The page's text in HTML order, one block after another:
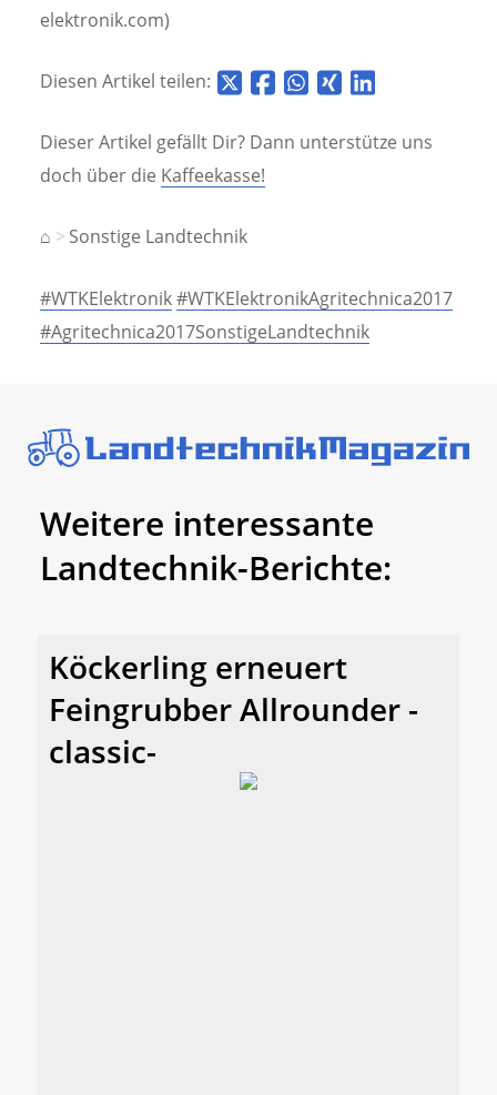
elektronik.com)
Diesen Artikel teilen:
Dieser Artikel gefällt Dir? Dann unterstütze uns
doch über die Kaffeekasse!
⌂ Sonstige Landtechnik
#WTKElektronik#WTKElektronikAgritechnica2017
#Agritechnica2017SonstigeLandtechnik
Weitere interessante
Landtechnik-Berichte:
Köckerling erneuert
Feingrubber Allrounder -
classic-